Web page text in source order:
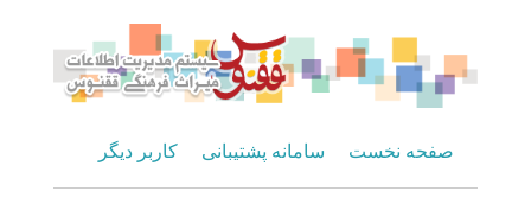
صفحه نخست سامانه پشتیبانی کاربر دیگر